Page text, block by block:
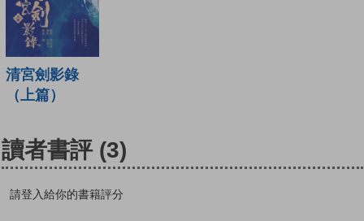
清宮劍影錄
（上篇）
讀者書評 (3)
請登入給你的書籍評分